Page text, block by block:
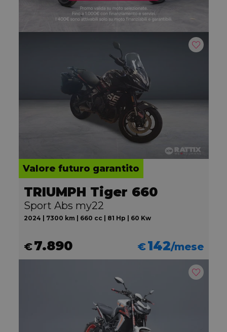
Valore futuro garantito
TRIUMPH Tiger 660
Sport Abs my22
2024 | 7300 km | 660 cc | 81 Hp | 60 Kw
€7.890 €142/mese